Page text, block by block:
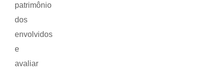
patrimônio
dos
envolvidos
e
avaliar